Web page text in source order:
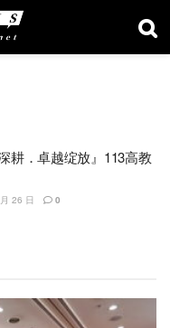
耕．卓越绽放』113高教
26 日 0